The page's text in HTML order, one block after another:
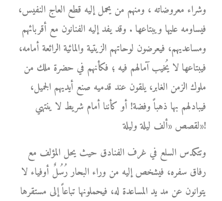
وشراء معروضاته ، ومنهم من يحمل إليه قطع العاج النفيس،
فيساومه عليها ويبتاعها . وقد يفد إليه الفنانون مع أقربائهم
ومساعديهم، فيعرضون لوحاتهم الزيتية والمائية الرائعة أمامه،
فيبتاعها لا يُخيب آمالهم فيه ؛ فكأنهم في حضرة ملك من
ملوك الزمن الغابر، يلقون عند قدميه صنع أيديهم الجميل،
فيبادلهم بها ذهباً وفضة! أو كأننا أمام شريط لا ينتهي
لقصص «ألف ليلة وليلة»!
وتتكدس السلع في غرف الفنادق حيث يحل المؤلف مع
رفاق سفره، فيشخص إليه من وراء البحار رُسُلٌ أوفياء لا
يتوانون عن مد يد المساعدة له، فيحملونها تباعاً إلى مستقرها